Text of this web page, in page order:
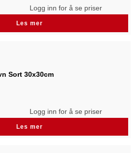
Logg inn for å se priser
Les mer
Sort 30x30cm
Logg inn for å se priser
Les mer